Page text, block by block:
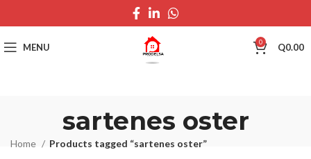
MENU 0 Q0.00
sartenes oster
Home
Products tagged “sartenes oster”